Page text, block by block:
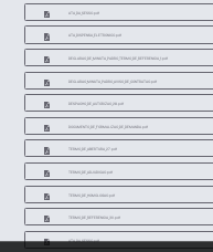
ATA_DA_SESSO.pdf
ATA_DISPENSA_ELETRONICO.pdf
DECLARAO_DE_MINUTA_PADRO_TERMO_DE_REFERENCIA_1.pdf
DECLARAO_MINUTA_PADRO_AVISO_DE_CONTRATAO.pdf
DESPACHO_DE_AUTORIZAO_28.pdf
DOCUMENTO_DE_FORMALIZAO_DE_DEMANDA.pdf
TERMO_DE_ABERTURA_27.pdf
TERMO_DE_ADJUDICAO.pdf
TERMO_DE_HOMOLOGAO.pdf
TERMO_DE_REFERENCIA_30.pdf
ATA_DA_SESSO.pdf